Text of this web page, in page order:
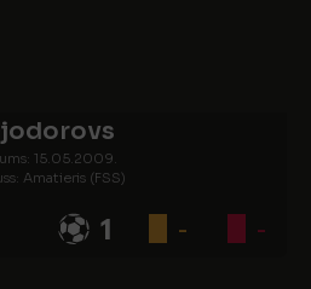
15.05.2009.
Amatieris (FSS)
1 - -